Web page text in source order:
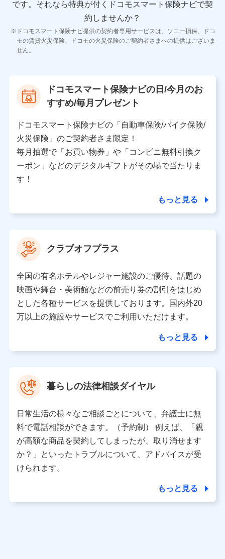
11.マイカー通勤管理クラウド並びに法人向けASPサー
ビスに関してのお問い合わせ情報
各種お問い合わせに対応するため
当社のサービスに関する情報提供や、皆様に有用なお知らせ
をお送りするため
当社の対応品質向上やお問い合わせ内容の正確な把握のため
個人情報保護管理者の職名、連絡先
〒103-0013 東京都中央区日本橋人形町2-14-10 アー
バンネット日本橋ビル 3F
株式会社ドコモ・インシュアランス
個人情報の第三者提供について
当社は利用目的の達成に必要な範囲内において個人情報
の取り扱いの全部または一部を委託する場合がありま
す。
個人データの共同利用
当社は株式会社NTTドコモとの間で、以下のとおり個
人データを共同利用します。
氏名、電話番号、メールアドレス、お客さまの識別子、属
性、連絡先、dポイントサービスのご利用に関する情報。例
として、dポイントカード番号、性別、年齢、家族構成、住
所、dポイント残高、dポイント利用履歴などが含まれます。
利用情報
当社又は株式会社NTTドコモが提供する各種サービスなどの
ご契約・ご利用などに関する情報。例として、当社又は株式
会社NTTドコモが提供する各種サービスのご契約状態・ご利
用履歴インターネット利用時の行動に関する情報、アプリケ
ーション利用時の行動に関する情報、購入されたサービスや
当社又は株式会社NTTドコモが提供する保険関連サービスに
です。 それなら特典が付くドコモスマート保険ナビで契
約しませんか？
ドコモスマート保険ナビ提供の契約者専用サービスは、ソニー損保、ドコ
モの賃貸火災保険、ドコモの火災保険のご契約者さまへの提供はございま
せん。
ドコモスマート保険ナビの日/今月のお
すすめ/毎月プレゼント
ドコモスマート保険ナビの「自動車保険/バイク保険/
火災保険」のご契約者さま限定！
毎月抽選で「お買い物券」や「コンビニ無料引換ク
ーポン」などのデジタルギフトがその場で当たりま
す！
もっと見る
クラブオフプラス
全国の有名ホテルやレジャー施設のご優待、話題の
映画や舞台・美術館などの前売り券の割引をはじめ
とした各種サービスを提供しております。国内外20
万以上の施設やサービスでご利用いただけます。
もっと見る
暮らしの法律相談ダイヤル
日常生活の様々なご相談ごとについて、弁護士に無
料で電話相談ができます。（予約制） 例えば、「親
が高額な商品を契約してしまったが、取り消せます
か？」といったトラブルについて、アドバイスが受
けられます。
もっと見る